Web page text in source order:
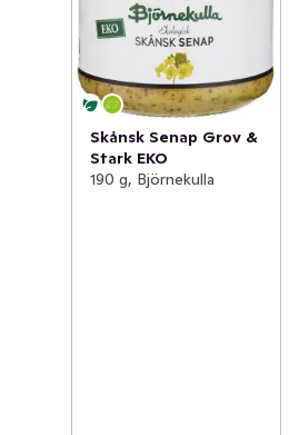
Skånsk Senap Grov &
Stark EKO
190 g, Björnekulla